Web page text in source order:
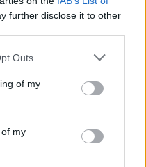
further disclose it to other
one or more Google
You may click to
its third-party tags to
in below Google
Outs
of my
my